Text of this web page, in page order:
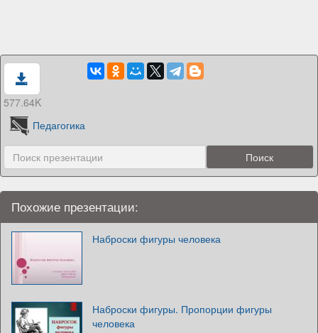
577.64K
Педагогика
Похожие презентации:
Наброски фигуры человека
Наброски фигуры. Пропорции фигуры
человека